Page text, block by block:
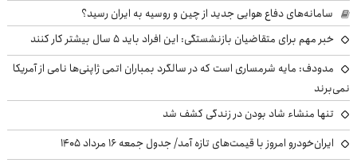
سامانه‌های دفاع هوایی جدید از چین و روسیه به ایران رسید؟
خبر مهم برای متقاضیان بازنشستگی: این افراد باید ۵ سال بیشتر کار کنند
مدودف: مایه شرمساری است که در سالگرد بمباران اتمی ژاپنی‌ها نامی از آمریکا
نمی‌برند
تنها منشاء شاد بودن در زندگی کشف شد
ایران‌خودرو امروز با قیمت‌های تازه آمد/ جدول جمعه ۱۶ مرداد ۱۴۰۵